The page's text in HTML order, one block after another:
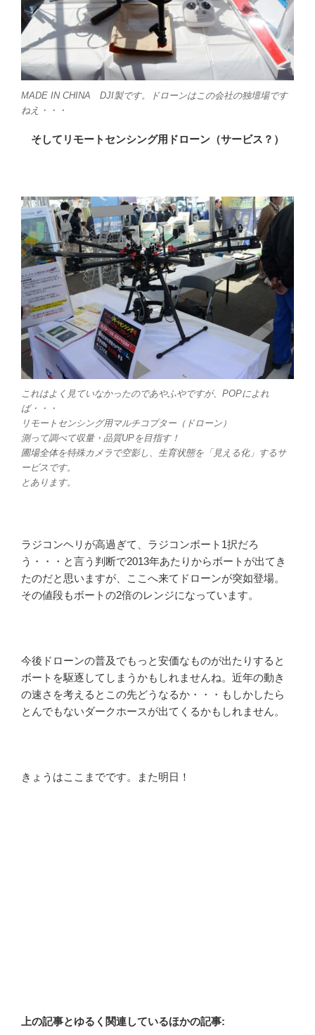
MADE IN CHINA DJI製です。ドローンはこの会社の独壇場です
ねえ・・・
そしてリモートセンシング用ドローン（サービス？）
これはよく見ていなかったのであやふやですが、POPによれ
ば・・・
リモートセンシング用マルチコプター（ドローン）
測って調べて収量・品質UPを目指す！
圃場全体を特殊カメラで空影し、生育状態を「見える化」するサ
ービスです。
とあります。
ラジコンヘリが高過ぎて、ラジコンボート1択だろ
う・・・と言う判断で2013年あたりからボートが出てき
たのだと思いますが、ここへ来てドローンが突如登場。
その値段もボートの2倍のレンジになっています。
今後ドローンの普及でもっと安価なものが出たりすると
ボートを駆逐してしまうかもしれませんね。近年の動き
の速さを考えるとこの先どうなるか・・・もしかしたら
とんでもないダークホースが出てくるかもしれません。
きょうはここまでです。また明日！
上の記事とゆるく関連しているほかの記事: